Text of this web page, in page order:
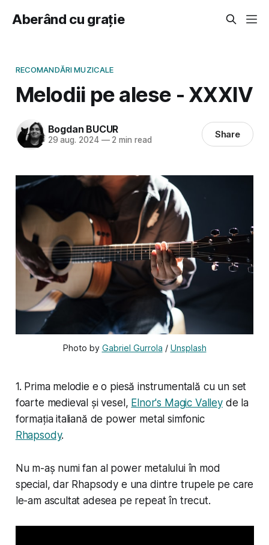
Aberând cu grație
RECOMANDĂRI MUZICALE
Melodii pe alese - XXXIV
Bogdan BUCUR
29 aug. 2024 —2 min read Share
Photo by Gabriel Gurrola / Unsplash
1. Prima melodie e o piesă instrumentală cu un set
foarte medieval și vesel, Elnor's Magic Valleyde la
formația italiană de power metal simfonic
Rhapsody.
Nu m-aș numi fan al power metalului în mod
special, dar Rhapsody e una dintre trupele pe care
le-am ascultat adesea pe repeat în trecut.